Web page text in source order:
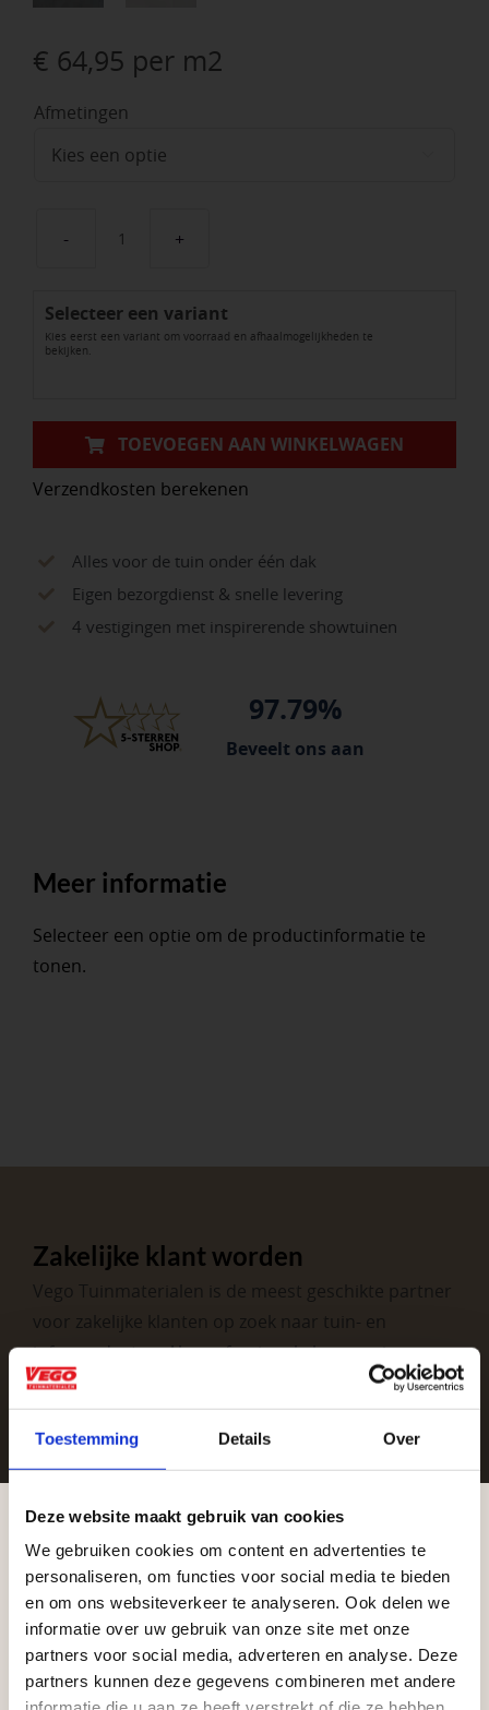
Toestemming Details Over
Deze website maakt gebruik van cookies
We gebruiken cookies om content en advertenties te
personaliseren, om functies voor social media te bieden
en om ons websiteverkeer te analyseren. Ook delen we
informatie over uw gebruik van onze site met onze
partners voor social media, adverteren en analyse. Deze
partners kunnen deze gegevens combineren met andere
€ 64,95 per m2
Afmetingen
Kera
Moonstone
Piombo
Selecteer een variant
Kies eerst een variant om voorraad en afhaalmogelijkheden te
bekijken.
TOEVOEGEN AAN WINKELWAGEN
Verzendkosten berekenen
Alles voor de tuin onder één dak
Eigen bezorgdienst & snelle levering
4 vestigingen met inspirerende showtuinen
97.79%
Beveelt ons aan
Meer informatie
Selecteer een optie om de productinformatie te
tonen.
Zakelijke klant worden
Vego Tuinmaterialen is de meest geschikte partner
voor zakelijke klanten op zoek naar tuin- en
infraproducten. Als professionele leverancier van
tuinmaterialen bieden wij een breed assortiment
aan producten van topkwaliteit. Lees meer over de
zakelijke mogelijkheden.
Vrijblijvend advies?
Aangepaste openingstijden tijdens de
vakantieperiode
Waardenburg en Vego Dordrecht hanteren tijdens
de vakantieperiode aangepaste openingstijden op